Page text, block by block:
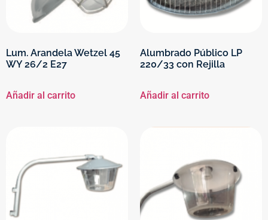
Lum. Arandela Wetzel 45
WY 26/2 E27
Añadir al carrito
Alumbrado Público LP
220/33 con Rejilla
Añadir al carrito